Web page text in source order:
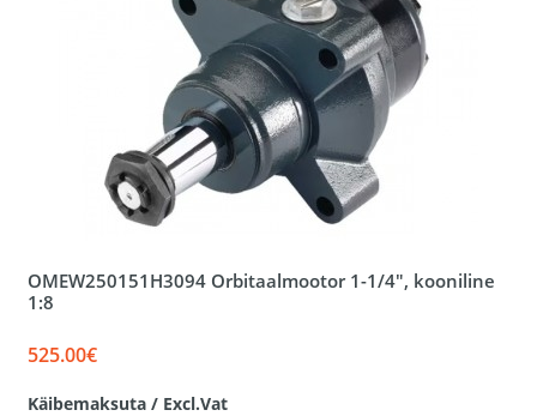
OMEW250151H3094 Orbitaalmootor 1-1/4", kooniline
1:8
525.00€
Käibemaksuta / Excl.Vat